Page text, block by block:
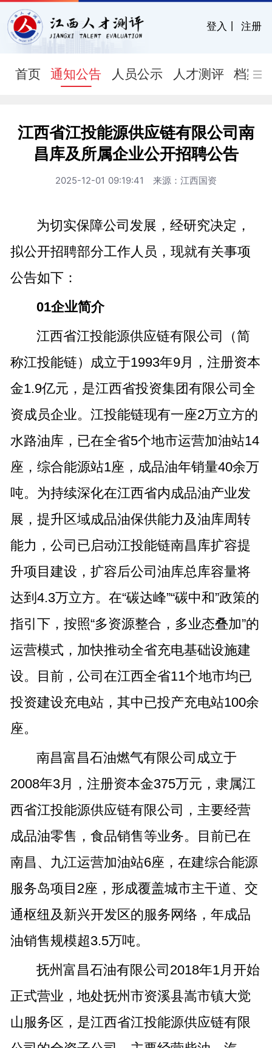
登入 丨注册
首页 通知公告 人员公示 人才测评 档案
江西省江投能源供应链有限公司南
昌库及所属企业公开招聘公告
2025-12-01 09:19:41 来源：江西国资
为切实保障公司发展，经研究决定，
拟公开招聘部分工作人员，现就有关事项
公告如下：
01企业简介
江西省江投能源供应链有限公司（简
称江投能链）成立于1993年9月，注册资本
金1.9亿元，是江西省投资集团有限公司全
资成员企业。江投能链现有一座2万立方的
水路油库，已在全省5个地市运营加油站14
座，综合能源站1座，成品油年销量40余万
吨。为持续深化在江西省内成品油产业发
展，提升区域成品油保供能力及油库周转
能力，公司已启动江投能链南昌库扩容提
升项目建设，扩容后公司油库总库容量将
达到4.3万立方。在“碳达峰”“碳中和”政策的
指引下，按照“多资源整合，多业态叠加”的
运营模式，加快推动全省充电基础设施建
设。目前，公司在江西全省11个地市均已
投资建设充电站，其中已投产充电站100余
座。
南昌富昌石油燃气有限公司成立于
2008年3月，注册资本金375万元，隶属江
西省江投能源供应链有限公司，主要经营
成品油零售，食品销售等业务。目前已在
南昌、九江运营加油站6座，在建综合能源
服务岛项目2座，形成覆盖城市主干道、交
通枢纽及新兴开发区的服务网络，年成品
油销售规模超3.5万吨。
抚州富昌石油有限公司2018年1月开始
正式营业，地处抚州市资溪县嵩市镇大觉
山服务区，是江西省江投能源供应链有限